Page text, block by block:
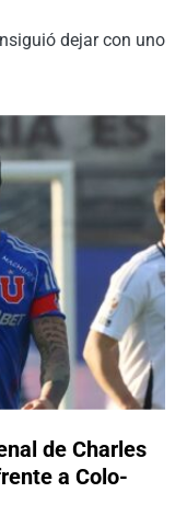
dejar con uno
de Charles
a Colo-